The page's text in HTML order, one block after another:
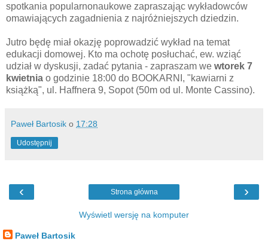
spotkania popularnonaukowe zapraszając wykładowców
omawiających zagadnienia z najróżniejszych dziedzin.
Jutro będę miał okazję poprowadzić wykład na temat
edukacji domowej. Kto ma ochotę posłuchać, ew. wziąć
udział w dyskusji, zadać pytania - zapraszam we wtorek 7
kwietnia o godzinie 18:00 do BOOKARNI, "kawiarni z
książką", ul. Haffnera 9, Sopot (50m od ul. Monte Cassino).
Paweł Bartosik o 17:28
Udostępnij
‹ ›
Strona główna
Wyświetl wersję na komputer
Paweł Bartosik